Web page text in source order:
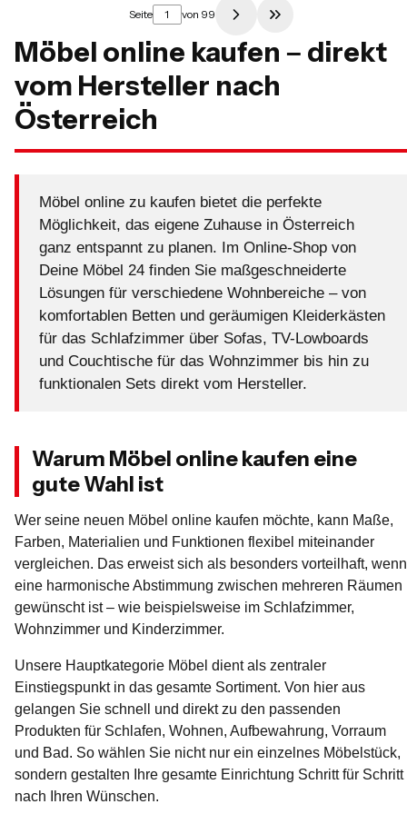
Seite von 99 Zur letzten
Möbel online kaufen – direkt
vom Hersteller nach
Österreich
Möbel online zu kaufen bietet die perfekte
Möglichkeit, das eigene Zuhause in Österreich
ganz entspannt zu planen. Im Online-Shop von
Deine Möbel 24 finden Sie maßgeschneiderte
Lösungen für verschiedene Wohnbereiche – von
komfortablen Betten und geräumigen Kleiderkästen
für das Schlafzimmer über Sofas, TV-Lowboards
und Couchtische für das Wohnzimmer bis hin zu
funktionalen Sets direkt vom Hersteller.
Warum Möbel online kaufen eine
gute Wahl ist
Wer seine neuen Möbel online kaufen möchte, kann Maße,
Farben, Materialien und Funktionen flexibel miteinander
vergleichen. Das erweist sich als besonders vorteilhaft, wenn
eine harmonische Abstimmung zwischen mehreren Räumen
gewünscht ist – wie beispielsweise im Schlafzimmer,
Wohnzimmer und Kinderzimmer.
Unsere Hauptkategorie Möbel dient als zentraler
Einstiegspunkt in das gesamte Sortiment. Von hier aus
gelangen Sie schnell und direkt zu den passenden
Produkten für Schlafen, Wohnen, Aufbewahrung, Vorraum
und Bad. So wählen Sie nicht nur ein einzelnes Möbelstück,
sondern gestalten Ihre gesamte Einrichtung Schritt für Schritt
nach Ihren Wünschen.